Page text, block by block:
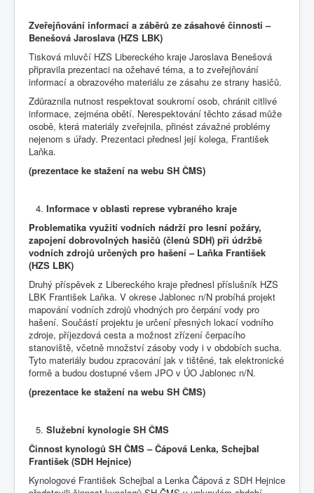
Zveřejňování informací a záběrů ze zásahové činnosti –
Benešová Jaroslava (HZS LBK)
Tisková mluvčí HZS Libereckého kraje Jaroslava Benešová
připravila prezentaci na ožehavé téma, a to zveřejňování
informací a obrazového materiálu ze zásahu ze strany hasičů.
Zdůraznila nutnost respektovat soukromí osob, chránit citlivé
informace, zejména obětí. Nerespektování těchto zásad může
osobě, která materiály zveřejnila, přinést závažné problémy
nejenom s úřady. Prezentaci přednesl její kolega, František
Laňka.
(prezentace ke stažení na webu SH ČMS)
Informace v oblasti represe vybraného kraje
Problematika využití vodních nádrží pro lesní požáry,
zapojení dobrovolných hasičů (členů SDH) při údržbě
vodních zdrojů určených pro hašení – Laňka František
(HZS LBK)
Druhý příspěvek z Libereckého kraje přednesl příslušník HZS
LBK František Laňka. V okrese Jablonec n/N probíhá projekt
mapování vodních zdrojů vhodných pro čerpání vody pro
hašení. Součástí projektu je určení přesných lokací vodního
zdroje, příjezdová cesta a možnost zřízení čerpacího
stanoviště, včetně množství zásoby vody i v obdobích sucha.
Tyto materiály budou zpracování jak v tištěné, tak elektronické
formě a budou dostupné všem JPO v ÚO Jablonec n/N.
(prezentace ke stažení na webu SH ČMS)
Služební kynologie SH ČMS
Činnost kynologů SH ČMS – Čápová Lenka, Schejbal
František (SDH Hejnice)
Kynologové František Schejbal a Lenka Čápová z SDH Hejnice